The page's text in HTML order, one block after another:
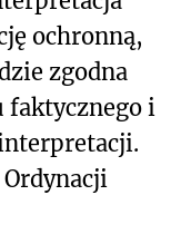
ochronną,
zgodna
faktycznego i
Ordynacji